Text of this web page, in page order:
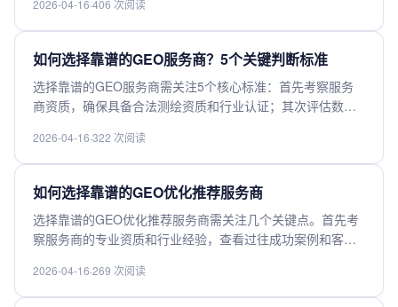
三，查看是否提供定制化方案，不同行业需求差异大；第
四，比较价格与性价比，避免隐性收费；最后，重视售后服
务，持续的技术支持至关重要。综合这些因素，才能找到真
正专业可靠的GEO优化合作伙伴。
2026-04-16·406 次阅读
如何选择靠谱的GEO服务商？5个关键判断标准
选择靠谱的GEO服务商需关注5个核心标准：首先考察服务
商资质，确保具备合法测绘资质和行业认证；其次评估数据
如数据处理能力和定制化服务经验；第四需确认数据安全合
规性，包括保密协议和存储规范；最后对比性价比，综合考
量服务响应速度和售后支持。建议实地考察案例并多方比
价，优先选择行业口碑良好的服务商。
2026-04-16·322 次阅读
如何选择靠谱的GEO优化推荐服务商
选择靠谱的GEO优化推荐服务商需关注几个关键点。首先考
察服务商的专业资质和行业经验，查看过往成功案例和客户
水平和本地化服务经验。服务商的响应速度和服务态度也很
重要，确保能及时解决问题。价格透明度需重点关注，避免
2026-04-16·269 次阅读